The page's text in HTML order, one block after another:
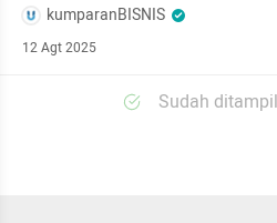
kumparanBISNIS
12 Agt 2025
Sudah